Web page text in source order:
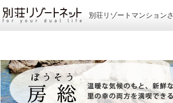
別荘リゾートマンション